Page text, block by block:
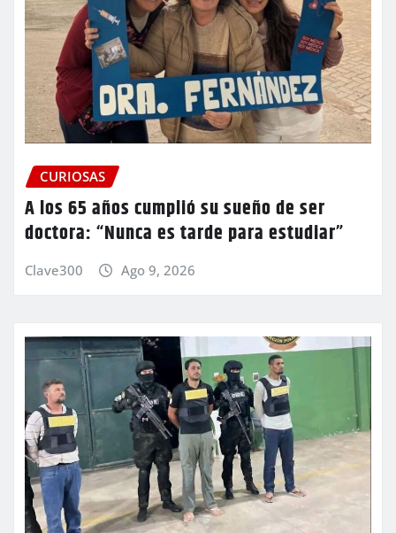
CURIOSAS
A los 65 años cumplió su sueño de ser
doctora: “Nunca es tarde para estudiar”
Clave300 Ago 9, 2026